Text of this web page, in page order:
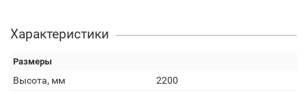
Характеристики
Размеры
Высота, мм
2200